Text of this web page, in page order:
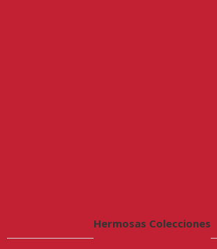
Hermosas Colecciones